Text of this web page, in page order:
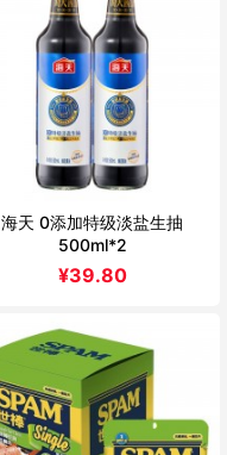
海天 0添加特级淡盐生抽
500ml*2
¥39.80